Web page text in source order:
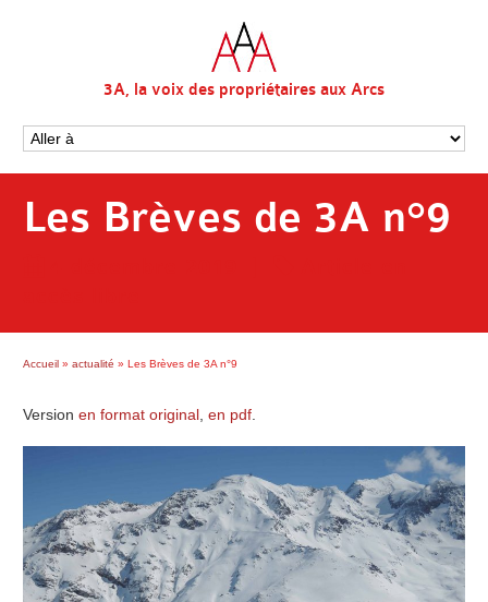
3A, la voix des propriétaires aux Arcs
Les Brèves de 3A n°9
Accueil » actualité » Les Brèves de 3A n°9
Versionen format original ,en pdf